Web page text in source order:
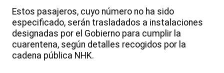
Estos pasajeros, cuyo número no ha sido
especificado, serán trasladados a instalaciones
designadas por el Gobierno para cumplir la
cuarentena, según detalles recogidos por la
cadena pública NHK.